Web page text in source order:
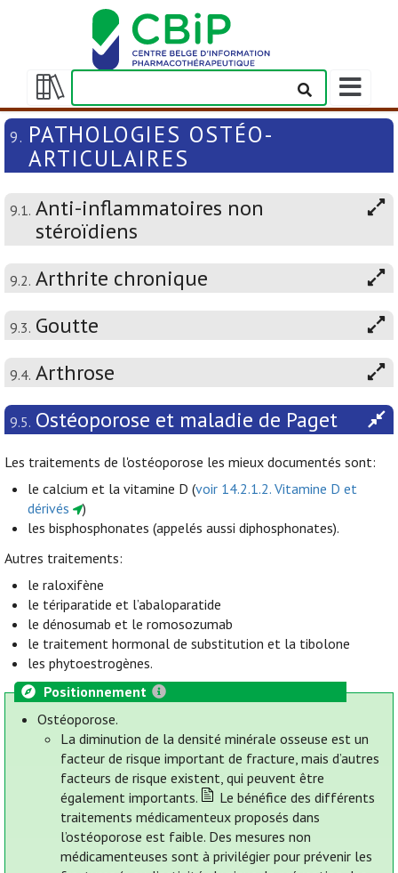
Afficher/masquer
la
table
des
Afficher/
la
barre
9. PATHOLOGIES OSTÉO-
ARTICULAIRES
9.1. Anti-inflammatoires non
stéroïdiens
9.2. Arthrite chronique
9.3. Goutte
9.4. Arthrose
9.5. Ostéoporose et maladie de Paget
Les traitements de l'ostéoporose les mieux documentés sont:
le calcium et la vitamine D (voir 14.2.1.2. Vitamine D et
dérivés
)
les bisphosphonates (appelés aussi diphosphonates).
Autres traitements:
le raloxifène
le tériparatide et l’abaloparatide
le dénosumab et le romosozumab
le traitement hormonal de substitution et la tibolone
les phytoestrogènes.
Positionnement
Ostéoporose.
La diminution de la densité minérale osseuse est un
facteur de risque important de fracture, mais d’autres
facteurs de risque existent, qui peuvent être
également importants.
Le bénéfice des différents
traitements médicamenteux proposés dans
l’ostéoporose est faible. Des mesures non
médicamenteuses sont à privilégier pour prévenir les